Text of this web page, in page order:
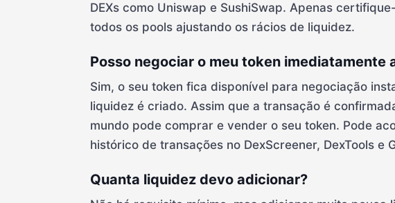
DEXs como Uniswap e SushiSwap. Apenas
todos os pools ajustando os rácios de liquidez.
Posso negociar o meu token imediatamente
Sim, o seu token fica disponível para negociação
liquidez é criado. Assim que a transação é
mundo pode comprar e vender o seu token. Pode
histórico de transações no DexScreener, DexTools e
Quanta liquidez devo adicionar?